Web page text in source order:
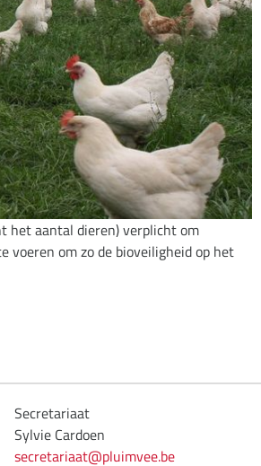
het aantal dieren) verplicht om
voeren om zo de bioveiligheid op het
Secretariaat
Sylvie Cardoen
secretariaat@pluimvee.be